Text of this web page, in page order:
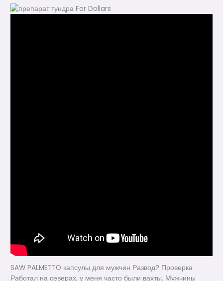
SAW PALMETTO капсулы для мужчин Развод? Проверка
Работал на северах, у меня часто были вахты. Мужчины